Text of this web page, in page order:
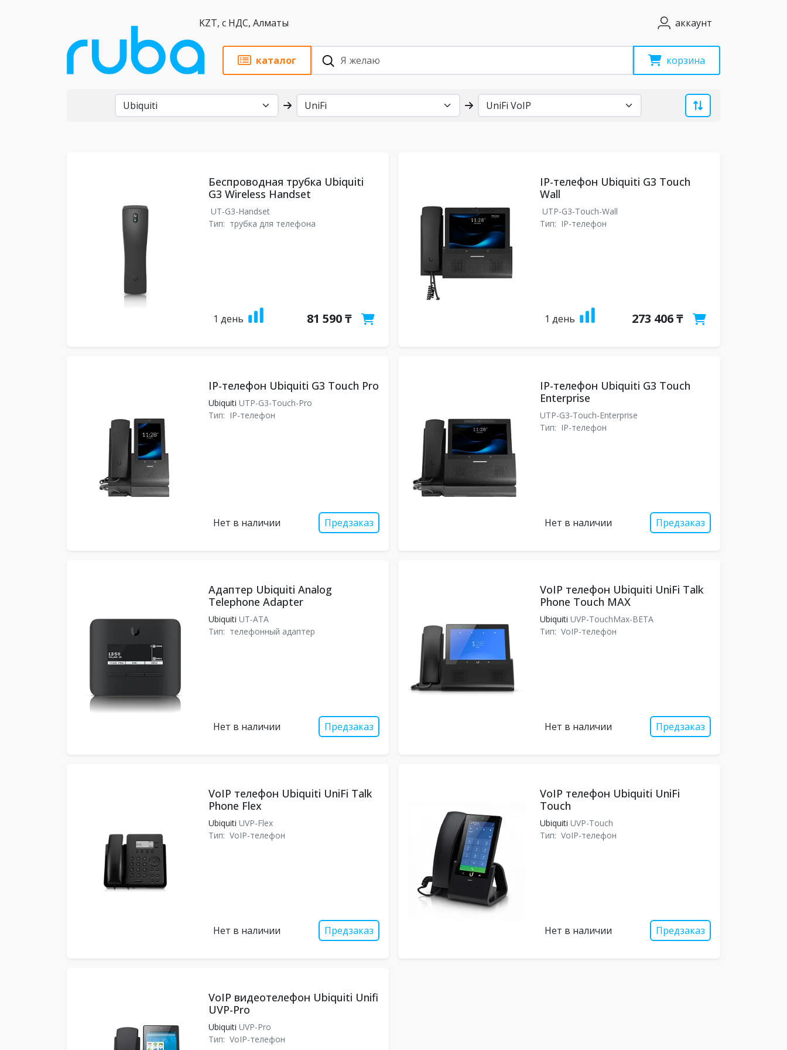
KZT, с НДС, Алматы аккаунт
каталог корзина
Бренды
Беспроводная трубка Ubiquiti
G3 Wireless Handset
UT-G3-Handset
Тип: трубка для телефона
1 день 81 590 ₸
IP-телефон Ubiquiti G3 Touch
Wall
UTP-G3-Touch-Wall
Тип: IP-телефон
1 день 273 406 ₸
IP-телефон Ubiquiti G3 Touch Pro
Ubiquiti UTP-G3-Touch-Pro
Тип: IP-телефон
Нет в наличии Предзаказ
IP-телефон Ubiquiti G3 Touch
Enterprise
UTP-G3-Touch-Enterprise
Тип: IP-телефон
Нет в наличии Предзаказ
Адаптер Ubiquiti Analog
Telephone Adapter
Ubiquiti UT-ATA
Тип: телефонный адаптер
Нет в наличии Предзаказ
VoIP телефон Ubiquiti UniFi Talk
Phone Touch MAX
Ubiquiti UVP-TouchMax-BETA
Тип: VoIP-телефон
Нет в наличии Предзаказ
VoIP телефон Ubiquiti UniFi Talk
Phone Flex
Ubiquiti UVP-Flex
Тип: VoIP-телефон
Нет в наличии Предзаказ
VoIP телефон Ubiquiti UniFi
Touch
Ubiquiti UVP-Touch
Тип: VoIP-телефон
Нет в наличии Предзаказ
VoIP видеотелефон Ubiquiti Unifi
UVP-Pro
Ubiquiti UVP-Pro
Тип: VoIP-телефон